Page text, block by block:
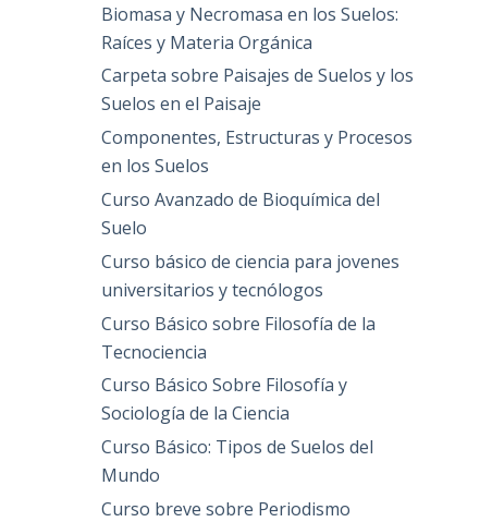
Biomasa y Necromasa en los Suelos:
Raíces y Materia Orgánica
Carpeta sobre Paisajes de Suelos y los
Suelos en el Paisaje
Componentes, Estructuras y Procesos
en los Suelos
Curso Avanzado de Bioquímica del
Suelo
Curso básico de ciencia para jovenes
universitarios y tecnólogos
Curso Básico sobre Filosofía de la
Tecnociencia
Curso Básico Sobre Filosofía y
Sociología de la Ciencia
Curso Básico: Tipos de Suelos del
Mundo
Curso breve sobre Periodismo